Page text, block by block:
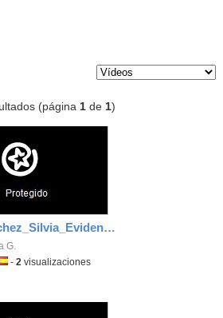
(página1 de1)
García_Sánchez_Silvia_EvidenciaArea_6
G.
-2 visualizaciones